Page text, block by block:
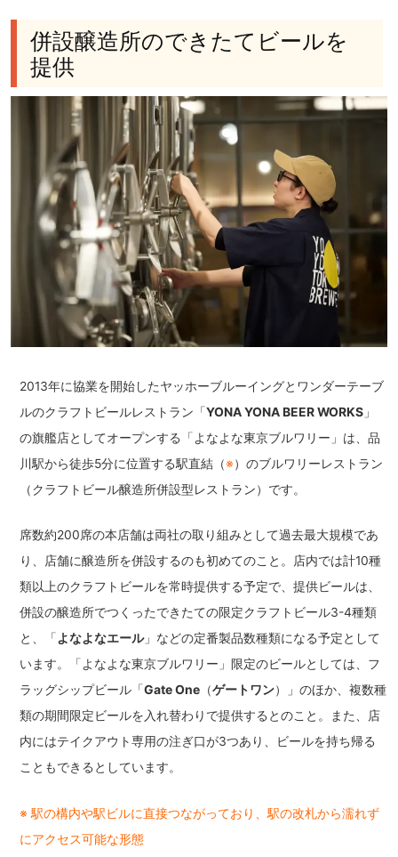
併設醸造所のできたてビールを
提供
2013年に協業を開始したヤッホーブルーイングとワンダーテーブ
ルのクラフトビールレストラン「YONA YONA BEER WORKS 」
の旗艦店としてオープンする「よなよな東京ブルワリー」は、品
川駅から徒歩5分に位置する駅直結（※）のブルワリーレストラン
（クラフトビール醸造所併設型レストラン）です。
席数約200席の本店舗は両社の取り組みとして過去最大規模であ
り、店舗に醸造所を併設するのも初めてのこと。店内では計10種
類以上のクラフトビールを常時提供する予定で、提供ビールは、
併設の醸造所でつくったできたての限定クラフトビール3-4種類
と、「よなよなエール」などの定番製品数種類になる予定として
います。「よなよな東京ブルワリー」限定のビールとしては、フ
ラッグシップビール「Gate One （ゲートワン）」のほか、複数種
類の期間限定ビールを入れ替わりで提供するとのこと。また、店
内にはテイクアウト専用の注ぎ口が3つあり、ビールを持ち帰る
こともできるとしています。
※ 駅の構内や駅ビルに直接つながっており、駅の改札から濡れず
にアクセス可能な形態